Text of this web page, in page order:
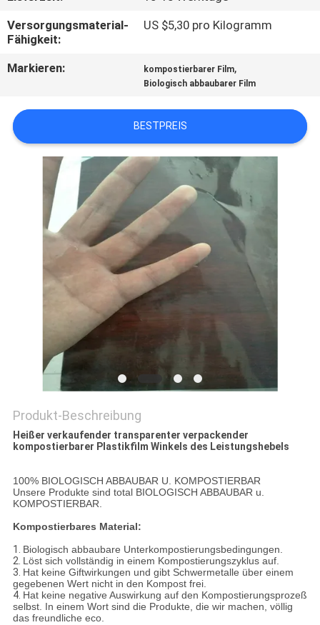
EIN
ANGEBOT
PRIVACY
POLICY
Versorgungsmaterial-
Fähigkeit:
US $5,30 pro Kilogramm
Markieren: kompostierbarer Film,
Biologisch abbaubarer Film
BESTPREIS
Produkt-Beschreibung
Heißer verkaufender transparenter verpackender
kompostierbarer Plastikfilm Winkels des Leistungshebels
100% BIOLOGISCH ABBAUBAR U. KOMPOSTIERBAR
Unsere Produkte sind total BIOLOGISCH ABBAUBAR u.
KOMPOSTIERBAR.
Kompostierbares Material:
1. Biologisch abbaubare Unterkompostierungsbedingungen.
2. Löst sich vollständig in einem Kompostierungszyklus auf.
3. Hat keine Giftwirkungen und gibt Schwermetalle über einem
gegebenen Wert nicht in den Kompost frei.
4. Hat keine negative Auswirkung auf den Kompostierungsprozeß
selbst. In einem Wort sind die Produkte, die wir machen, völlig
das freundliche eco.